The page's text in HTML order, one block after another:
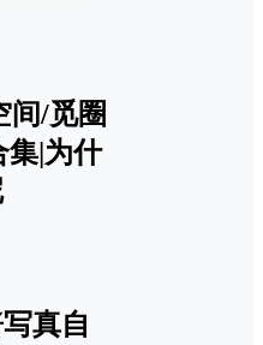
间/觅圈
集|为什
真自